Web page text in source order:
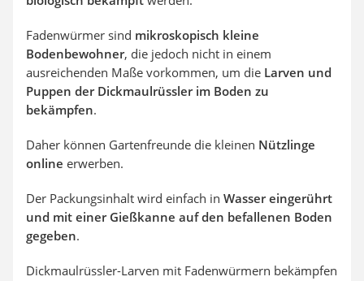
Fadenwürmer sind mikroskopisch kleine
Bodenbewohner, die jedoch nicht in einem
ausreichenden Maße vorkommen, um die Larven und
Puppen der Dickmaulrüssler im Boden zu
bekämpfen.
Daher können Gartenfreunde die kleinen Nützlinge
online erwerben.
Der Packungsinhalt wird einfach in Wasser eingerührt
und mit einer Gießkanne auf den befallenen Boden
gegeben.
Dickmaulrüssler-Larven mit Fadenwürmern bekämpfen